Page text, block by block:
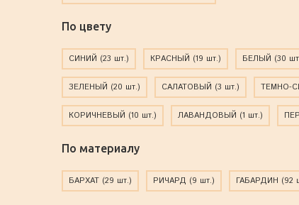
По цвету
СИНИЙ (23 шт.) КРАСНЫЙ (19 шт.) БЕЛЫЙ (30
ЗЕЛЕНЫЙ (20 шт.) САЛАТОВЫЙ (3 шт.) ТЕМНО-
КОРИЧНЕВЫЙ (10 шт.) ЛАВАНДОВЫЙ (1 шт.)
По материалу
БАРХАТ (29 шт.) РИЧАРД (9 шт.) ГАБАРДИН (92